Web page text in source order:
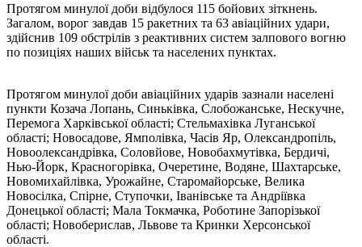
Протягом минулої доби відбулося 115 бойових зіткнень.
Загалом, ворог завдав 15 ракетних та 63 авіаційних удари,
здійснив 109 обстрілів з реактивних систем залпового вогню
по позиціях наших військ та населених пунктах.
Протягом минулої доби авіаційних ударів зазнали населені
пункти Козача Лопань, Синьківка, Слобожанське, Нескучне,
Перемога Харківської області; Стельмахівка Луганської
області; Новосадове, Ямполівка, Часів Яр, Олександропіль,
Новоолександрівка, Соловйове, Новобахмутівка, Бердичі,
Нью-Йорк, Красногорівка, Очеретине, Водяне, Шахтарське,
Новомихайлівка, Урожайне, Старомайорське, Велика
Новосілка, Спірне, Ступочки, Іванівське та Андріївка
Донецької області; Мала Токмачка, Роботине Запорізької
області; Новоберислав, Львове та Кринки Херсонської
області.